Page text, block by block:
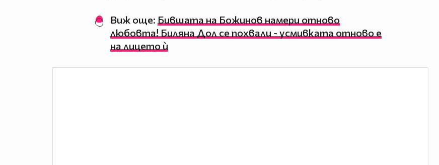
Виж още: Бившата на Божинов намери отново
любовта! Биляна Дол се похвали - усмивката отново е
на лицето ѝ